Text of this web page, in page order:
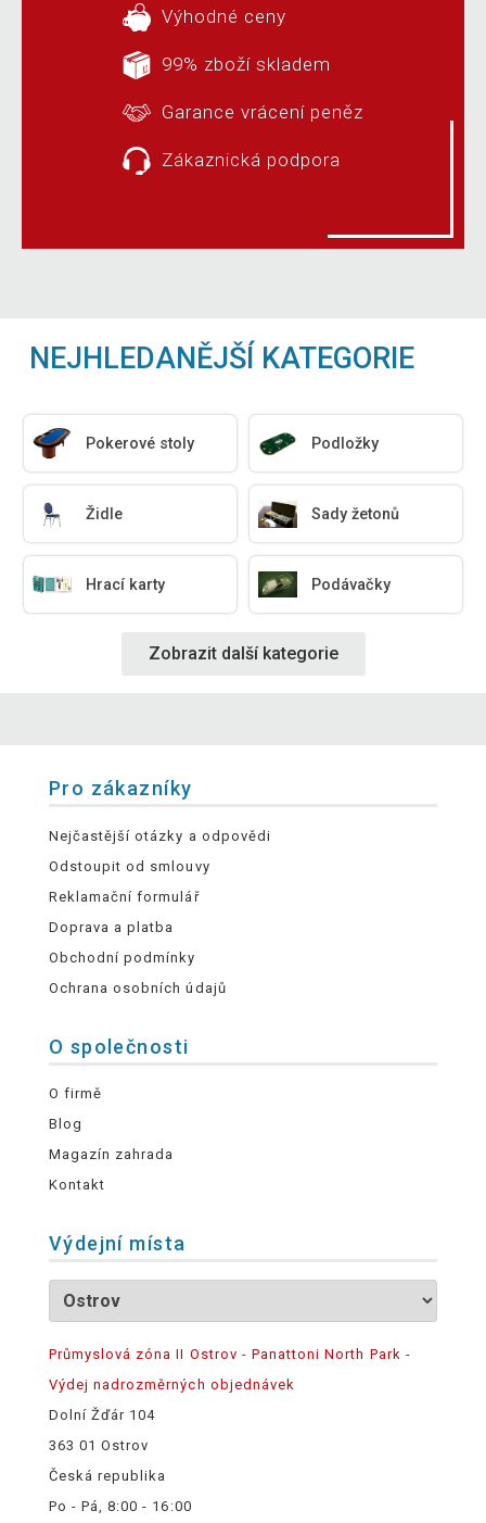
Výhodné ceny
99% zboží skladem
Garance vrácení peněz
Zákaznická podpora
NEJHLEDANĚJŠÍ KATEGORIE
Pokerové stoly Podložky
Židle Sady žetonů
Hrací karty Podávačky
Zobrazit další kategorie
Pro zákazníky
Nejčastější otázky a odpovědi
Odstoupit od smlouvy
Reklamační formulář
Doprava a platba
Obchodní podmínky
Ochrana osobních údajů
O společnosti
O firmě
Blog
Magazín zahrada
Kontakt
Výdejní místa
Průmyslová zóna II Ostrov - Panattoni North Park -
Výdej nadrozměrných objednávek
Dolní Žďár 104
363 01 Ostrov
Česká republika
Po - Pá, 8:00 - 16:00